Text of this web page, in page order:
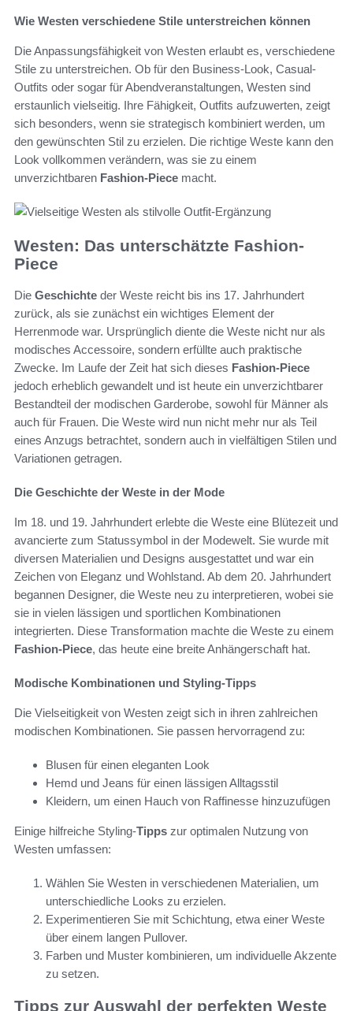
Wie Westen verschiedene Stile unterstreichen können
Die Anpassungsfähigkeit von Westen erlaubt es, verschiedene
Stile zu unterstreichen. Ob für den Business-Look, Casual-
Outfits oder sogar für Abendveranstaltungen, Westen sind
erstaunlich vielseitig. Ihre Fähigkeit, Outfits aufzuwerten, zeigt
sich besonders, wenn sie strategisch kombiniert werden, um
den gewünschten Stil zu erzielen. Die richtige Weste kann den
Look vollkommen verändern, was sie zu einem
unverzichtbaren Fashion-Piece macht.
Westen: Das unterschätzte Fashion-
Piece
Die Geschichte der Weste reicht bis ins 17. Jahrhundert
zurück, als sie zunächst ein wichtiges Element der
Herrenmode war. Ursprünglich diente die Weste nicht nur als
modisches Accessoire, sondern erfüllte auch praktische
Zwecke. Im Laufe der Zeit hat sich dieses Fashion-Piece
jedoch erheblich gewandelt und ist heute ein unverzichtbarer
Bestandteil der modischen Garderobe, sowohl für Männer als
auch für Frauen. Die Weste wird nun nicht mehr nur als Teil
eines Anzugs betrachtet, sondern auch in vielfältigen Stilen und
Variationen getragen.
Die Geschichte der Weste in der Mode
Im 18. und 19. Jahrhundert erlebte die Weste eine Blütezeit und
avancierte zum Statussymbol in der Modewelt. Sie wurde mit
diversen Materialien und Designs ausgestattet und war ein
Zeichen von Eleganz und Wohlstand. Ab dem 20. Jahrhundert
begannen Designer, die Weste neu zu interpretieren, wobei sie
sie in vielen lässigen und sportlichen Kombinationen
integrierten. Diese Transformation machte die Weste zu einem
Fashion-Piece, das heute eine breite Anhängerschaft hat.
Modische Kombinationen und Styling-Tipps
Die Vielseitigkeit von Westen zeigt sich in ihren zahlreichen
modischen Kombinationen. Sie passen hervorragend zu:
Blusen für einen eleganten Look
Hemd und Jeans für einen lässigen Alltagsstil
Kleidern, um einen Hauch von Raffinesse hinzuzufügen
Einige hilfreiche Styling-Tipps zur optimalen Nutzung von
Westen umfassen:
Wählen Sie Westen in verschiedenen Materialien, um
unterschiedliche Looks zu erzielen.
Experimentieren Sie mit Schichtung, etwa einer Weste
über einem langen Pullover.
Farben und Muster kombinieren, um individuelle Akzente
zu setzen.
Tipps zur Auswahl der perfekten Weste